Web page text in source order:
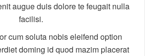
augue duis dolore te feugait nulla
facilisi.
cum soluta nobis eleifend option
doming id quod mazim placerat